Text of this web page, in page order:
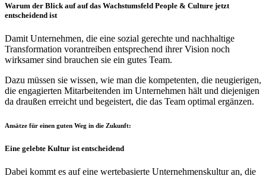
Warum der Blick auf auf das Wachstumsfeld People & Culture jetzt
entscheidend ist
Damit Unternehmen, die eine sozial gerechte und nachhaltige
Transformation vorantreiben entsprechend ihrer Vision noch
wirksamer sind brauchen sie ein gutes Team.
Dazu müssen sie wissen, wie man die kompetenten, die neugierigen,
die engagierten Mitarbeitenden im Unternehmen hält und diejenigen
da draußen erreicht und begeistert, die das Team optimal ergänzen.
Ansätze für einen guten Weg in die Zukunft:
Eine gelebte Kultur ist entscheidend
Dabei kommt es auf eine wertebasierte Unternehmenskultur an, die